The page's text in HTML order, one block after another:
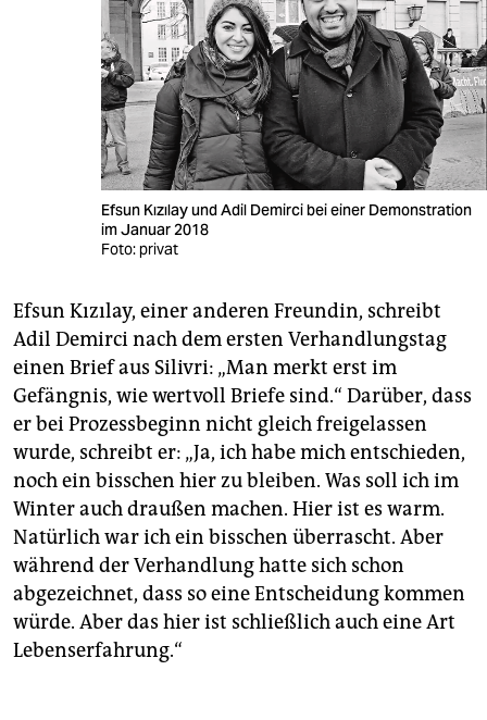
Efsun Kızılay und Adil Demirci bei einer Demonstration
im Januar 2018
Foto: privat
Efsun Kızılay, einer anderen Freundin, schreibt
Adil Demirci nach dem ersten Verhandlungstag
einen Brief aus Silivri: „Man merkt erst im
Gefängnis, wie wertvoll Briefe sind.“ Darüber, dass
er bei Prozessbeginn nicht gleich freigelassen
wurde, schreibt er: „Ja, ich habe mich entschieden,
noch ein bisschen hier zu bleiben. Was soll ich im
Winter auch draußen machen. Hier ist es warm.
Natürlich war ich ein bisschen überrascht. Aber
während der Verhandlung hatte sich schon
abgezeichnet, dass so eine Entscheidung kommen
würde. Aber das hier ist schließlich auch eine Art
Lebenserfahrung.“